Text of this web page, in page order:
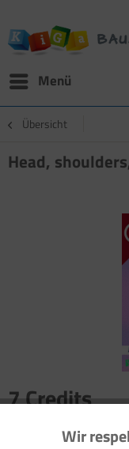
Menü
Übersicht
Head,
7 Credits
Funktionale
Wir